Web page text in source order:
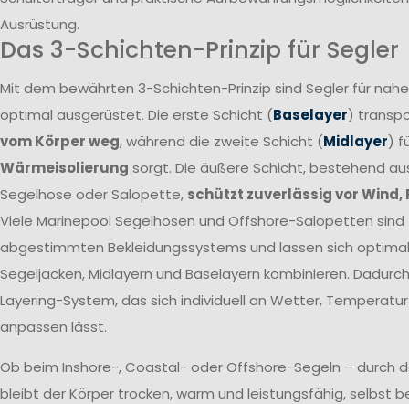
Ausrüstung.
Das 3-Schichten-Prinzip für Segler
Mit dem bewährten 3-Schichten-Prinzip sind Segler für
optimal ausgerüstet. Die erste Schicht (Baselayer)
vom Körper weg, während die zweite Schicht (Midlayer)
Wärmeisolierung sorgt. Die äußere Schicht, bestehend
Segelhose oder Salopette, schützt zuverlässig vor Wind,
Viele Marinepool Segelhosen und Offshore-Salopetten sind
abgestimmten Bekleidungssystems und lassen sich
Segeljacken, Midlayern und Baselayern kombinieren.
Layering-System, das sich individuell an Wetter,
anpassen lässt.
Ob beim Inshore-, Coastal- oder Offshore-Segeln – durch
bleibt der Körper trocken, warm und leistungsfähig, selbst